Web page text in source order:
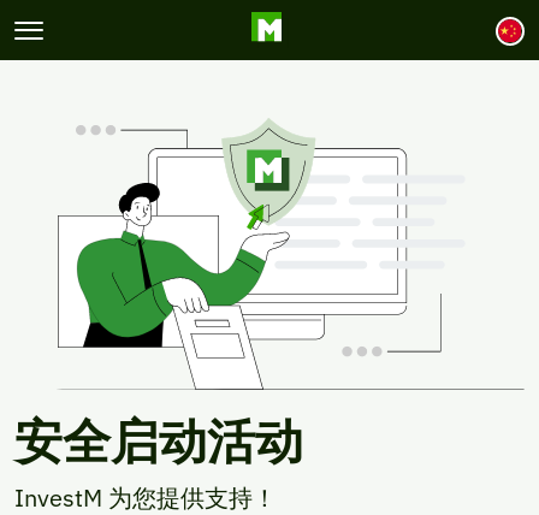
Navgation Menu
安全启动活动
InvestM 为您提供支持！